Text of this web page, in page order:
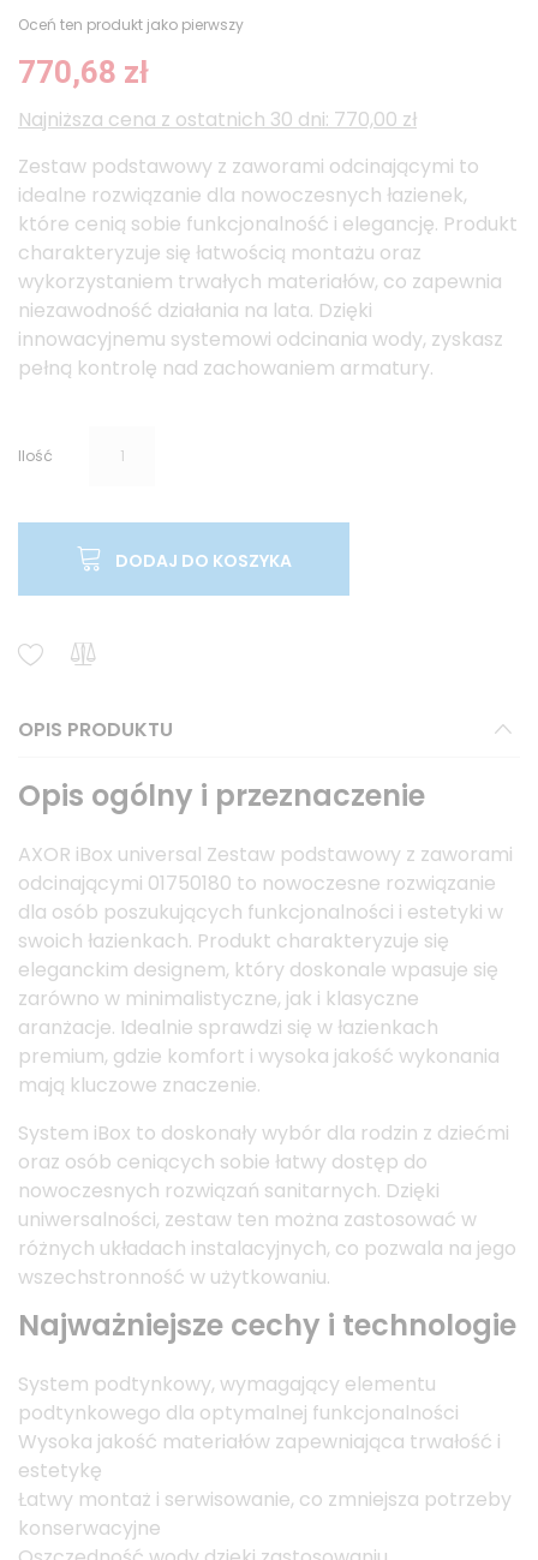
Oceń ten produkt jako pierwszy
770,68 zł
Najniższa cena z ostatnich 30 dni: 770,00 zł
Zestaw podstawowy z zaworami odcinającymi to
idealne rozwiązanie dla nowoczesnych łazienek,
które cenią sobie funkcjonalność i elegancję. Produkt
charakteryzuje się łatwością montażu oraz
wykorzystaniem trwałych materiałów, co zapewnia
niezawodność działania na lata. Dzięki
innowacyjnemu systemowi odcinania wody, zyskasz
pełną kontrolę nad zachowaniem armatury.
Ilość
DODAJ DO KOSZYKA
OPIS PRODUKTU
Opis ogólny i przeznaczenie
AXOR iBox universal Zestaw podstawowy z zaworami
odcinającymi 01750180 to nowoczesne rozwiązanie
dla osób poszukujących funkcjonalności i estetyki w
swoich łazienkach. Produkt charakteryzuje się
eleganckim designem, który doskonale wpasuje się
zarówno w minimalistyczne, jak i klasyczne
aranżacje. Idealnie sprawdzi się w łazienkach
premium, gdzie komfort i wysoka jakość wykonania
mają kluczowe znaczenie.
System iBox to doskonały wybór dla rodzin z dziećmi
oraz osób ceniących sobie łatwy dostęp do
nowoczesnych rozwiązań sanitarnych. Dzięki
uniwersalności, zestaw ten można zastosować w
różnych układach instalacyjnych, co pozwala na jego
wszechstronność w użytkowaniu.
Najważniejsze cechy i technologie
System podtynkowy, wymagający elementu
podtynkowego dla optymalnej funkcjonalności
Wysoka jakość materiałów zapewniająca trwałość i
estetykę
Łatwy montaż i serwisowanie, co zmniejsza potrzeby
konserwacyjne